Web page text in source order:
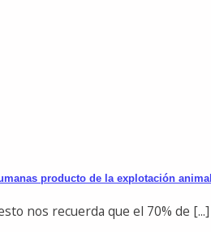
producto de la explotación animal
nos recuerda que el 70% de [...]